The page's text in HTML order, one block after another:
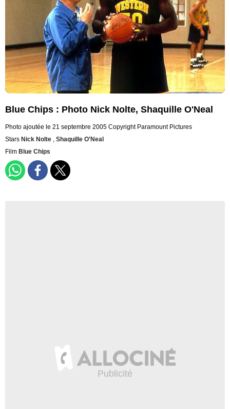
Blue Chips : Photo Nick Nolte, Shaquille O'Neal
Photo ajoutée le 21 septembre 2005 Copyright Paramount Pictures
Stars Nick Nolte , Shaquille O'Neal
Film Blue Chips